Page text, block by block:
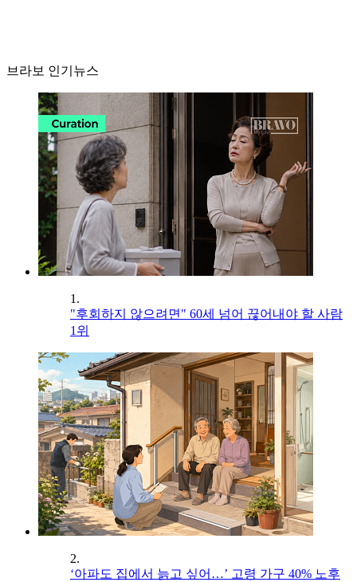
브라보 인기뉴스
1.
"후회하지 않으려면" 60세 넘어 끊어내야 할 사람
1위
2.
‘아파도 집에서 늙고 싶어…’ 고령 가구 40% 노후